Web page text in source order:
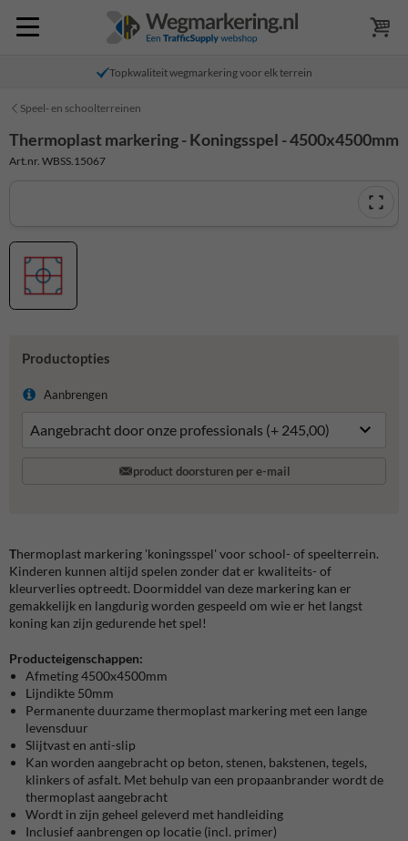
Topkwaliteit wegmarkering voor elk terrein
Speel- en schoolterreinen
Thermoplast markering - Koningsspel - 4500x4500mm
Art.nr. WBSS.15067
Productopties
Aanbrengen
product doorsturen per e-mail
Thermoplast markering 'koningsspel' voor school- of speelterrein.
Kinderen kunnen altijd spelen zonder dat er kwaliteits- of
kleurverlies optreedt. Doormiddel van deze markering kan er
gemakkelijk en langdurig worden gespeeld om wie er het langst
koning kan zijn gedurende het spel!
Producteigenschappen:
Afmeting 4500x4500mm
Lijndikte 50mm
Permanente duurzame thermoplast markering met een lange
levensduur
Slijtvast en anti-slip
Kan worden aangebracht op beton, stenen, bakstenen, tegels,
klinkers of asfalt. Met behulp van een propaanbrander wordt de
thermoplast aangebracht
Wordt in zijn geheel geleverd met handleiding
Inclusief aanbrengen op locatie (incl. primer)